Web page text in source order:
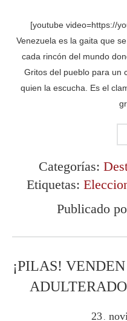
[youtube video=https://
Venezuela es la gaita que
cada rincón del mundo
Gritos del pueblo para un
quien la escucha. Es el
Categorías:
Etiquetas:
Publicado
¡PILAS!
23